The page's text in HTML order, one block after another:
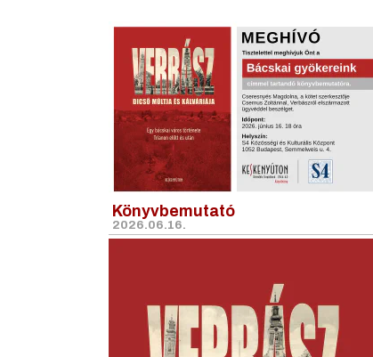
Könyvbemutató
2026.06.16.